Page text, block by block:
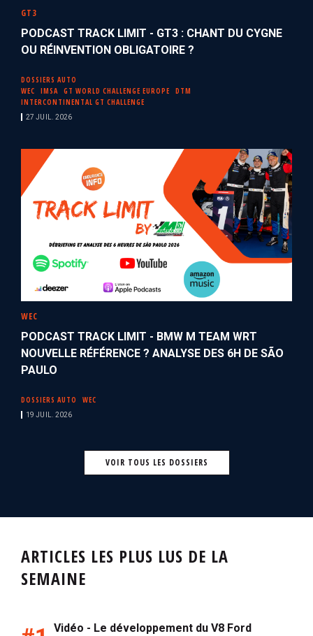
GT3
PODCAST TRACK LIMIT - GT3 : CHANT DU CYGNE
OU RÉINVENTION OBLIGATOIRE ?
DOSSIERS AUTO
WEC
IMSA GT WORLD CHALLENGE EUROPE
DTM
INTERCONTINENTAL GT CHALLENGE
27 JUIL. 2026
WEC
PODCAST TRACK LIMIT - BMW M TEAM WRT
NOUVELLE RÉFÉRENCE ? ANALYSE DES 6H DE SÃO
PAULO
DOSSIERS AUTO WEC
19 JUIL. 2026
VOIR TOUS LES DOSSIERS
ARTICLES LES PLUS LUS DE LA
SEMAINE
Vidéo - Le développement du V8 Ford